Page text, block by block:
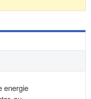
energie